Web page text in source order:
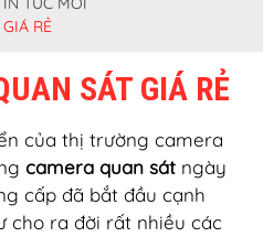
RẺ
SÁT GIÁ RẺ
của thị trường camera
camera quan sát ngày
cấp đã bắt đầu cạnh
cho ra đời rất nhiều các